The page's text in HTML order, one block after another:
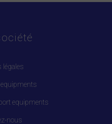
légales
equipments
equipments
nous